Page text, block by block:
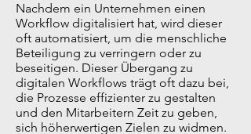
Nachdem ein Unternehmen einen
Workflow digitalisiert hat, wird dieser
oft automatisiert, um die menschliche
Beteiligung zu verringern oder zu
beseitigen. Dieser Übergang zu
digitalen Workflows trägt oft dazu bei,
die Prozesse effizienter zu gestalten
und den Mitarbeitern Zeit zu geben,
sich höherwertigen Zielen zu widmen.